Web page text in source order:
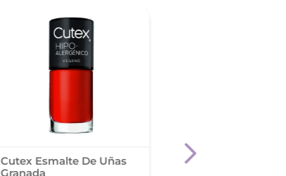
Cutex Esmalte De Uñas
Granada
Esmalte Colorama